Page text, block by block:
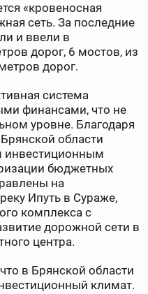
«кровеносная
сеть. За последние
и ввели в
дорог, 6 мостов, из
дорог.
система
финансами, что не
уровне. Благодаря
области
инвестиционным
бюджетных
на
Ипуть в Сураже,
комплекса с
дорожной сети в
центра.
в Брянской области
климат.